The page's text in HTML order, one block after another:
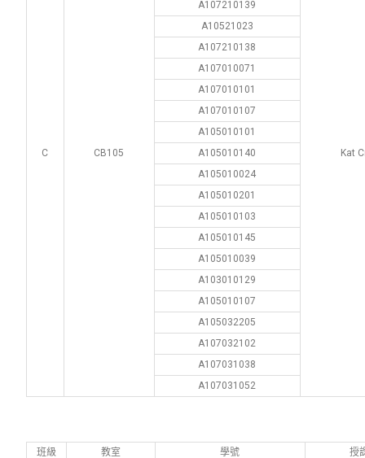
C CB105 Kat
A107210139
A10521023
A107210138
A107010071
A107010101
A107010107
A105010101
A105010140
A105010024
A105010201
A105010103
A105010145
A105010039
A103010129
A105010107
A105032205
A107032102
A107031038
A107031052
班級 教室 學號 授